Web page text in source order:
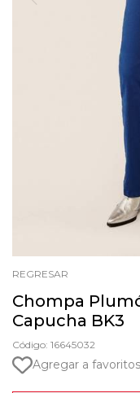
REGRESAR
Chompa
Capucha BK3
Código: 16645032
Agregar a favoritos